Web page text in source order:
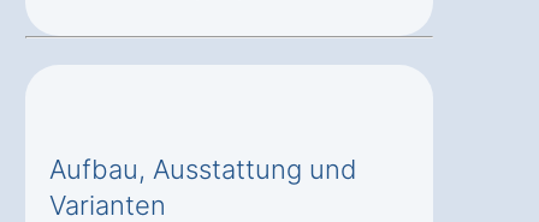
Aufbau, Ausstattung und
Varianten